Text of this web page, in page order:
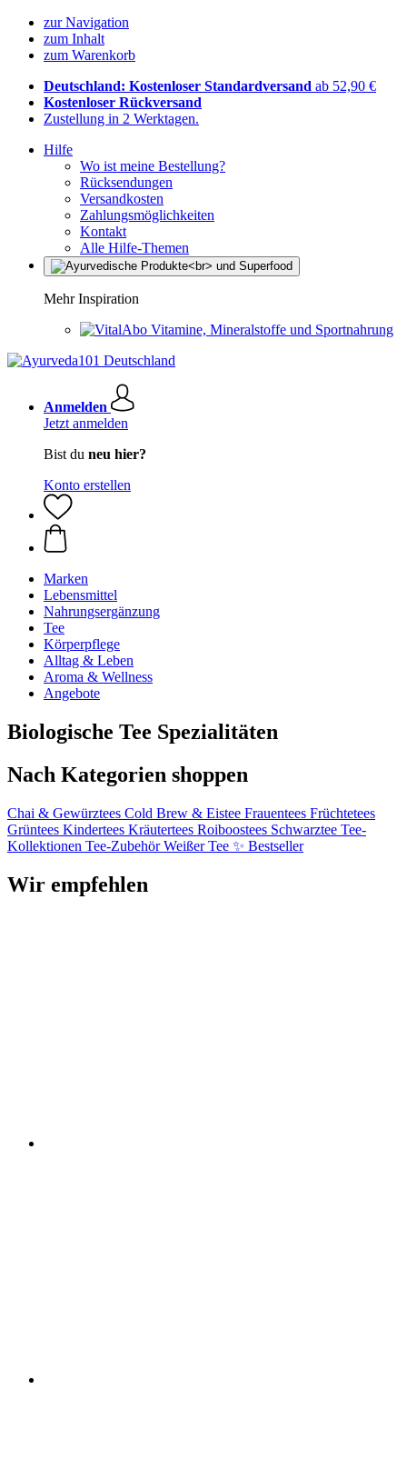
zur Navigation
zum Inhalt
zum Warenkorb
Deutschland: Kostenloser Standardversand ab 52,90 €
Kostenloser Rückversand
Zustellung in 2 Werktagen.
Hilfe
Wo ist meine Bestellung?
Rücksendungen
Versandkosten
Zahlungsmöglichkeiten
Kontakt
Alle Hilfe-Themen
Mehr Inspiration
Vitamine, Mineralstoffe und Sportnahrung
Anmelden
Jetzt anmelden
Bist du neu hier?
Konto erstellen
Marken
Lebensmittel
Nahrungsergänzung
Tee
Körperpflege
Alltag & Leben
Aroma & Wellness
Angebote
Biologische Tee Spezialitäten
Nach Kategorien shoppen
Chai & Gewürztees Cold Brew & Eistee Frauentees Früchtetees
Grüntees Kindertees Kräutertees Roiboostees Schwarztee Tee-
Kollektionen Tee-Zubehör Weißer Tee ✨ Bestseller
Wir empfehlen